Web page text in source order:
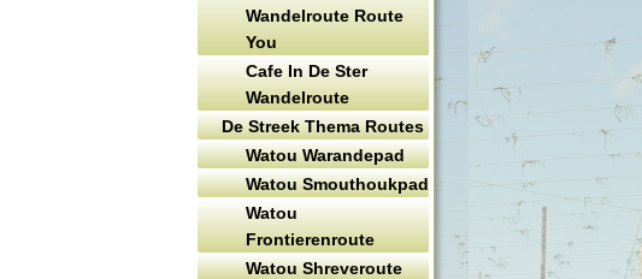
Wandelroute Route
You
Cafe In De Ster
Wandelroute
De Streek Thema Routes
Watou Warandepad
Watou Smouthoukpad
Watou
Frontierenroute
Watou Shreveroute